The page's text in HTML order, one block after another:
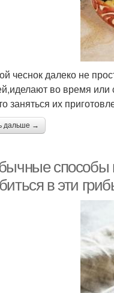
чеснок далеко не
во время или
заняться их
дальше →
способы
в эти